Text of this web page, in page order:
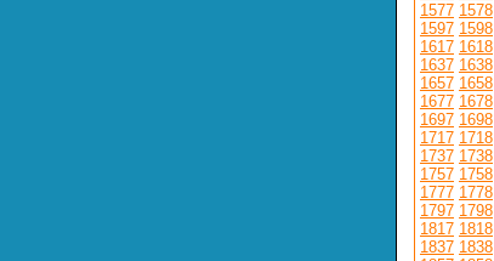
1577 1578
1597 1598
1617 1618
1637 1638
1657 1658
1677 1678
1697 1698
1717 1718
1737 1738
1757 1758
1777 1778
1797 1798
1817 1818
1837 1838